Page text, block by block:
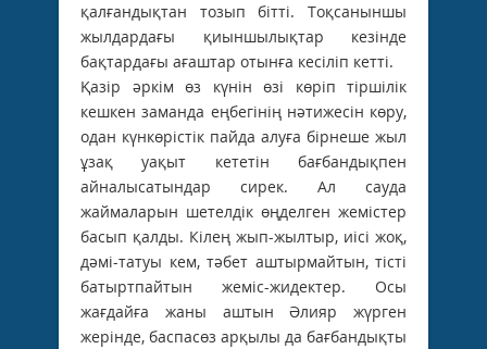
қалғандықтан тозып бітті. Тоқсаныншы
жылдардағы қиыншылықтар кезінде
бақтардағы ағаштар отынға кесіліп кетті.
Қазір әркім өз күнін өзі көріп тіршілік
кешкен заманда еңбегінің нәтижесін көру,
одан күнкөрістік пайда алуға бірнеше жыл
ұзақ уақыт кететін бағбандықпен
айналысатындар сирек. Ал сауда
жаймаларын шетелдік өңделген жемістер
басып қалды. Кілең жып-жылтыр, иісі жоқ,
дәмі-татуы кем, тәбет аштырмайтын, тісті
батыртпайтын жеміс-жидектер. Осы
жағдайға жаны аштын Әлияр жүрген
жерінде, баспасөз арқылы да бағбандықты